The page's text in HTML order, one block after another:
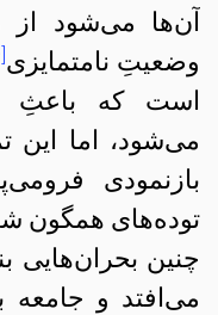
آن‌ها می‌شود از
وضعیتِ نامتمایزی
است که باعثِ
می‌شود، اما این
بازنمودی
توده‌های همگون
چنین بحران‌هایی
می‌افتد و جامعه